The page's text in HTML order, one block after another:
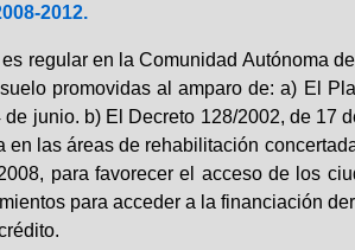
2012.
regular en la Comunidad Autónoma
promovidas al amparo de: a) El
junio. b) El Decreto 128/2002, de 17
en las áreas de rehabilitación
para favorecer el acceso de los
para acceder a la financiación